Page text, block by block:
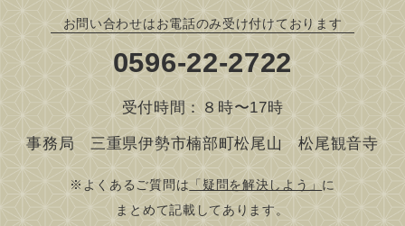
お問い合わせはお電話のみ受け付けております
0596-22-2722
受付時間：８時〜17時
事務局 三重県伊勢市楠部町松尾山 松尾観音寺
※よくあるご質問は 「疑問を解決しよう」 に
まとめて記載してあります。